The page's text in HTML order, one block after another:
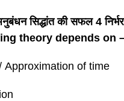
सिद्धांत की सफल 4
theory depends on
Approximation of time